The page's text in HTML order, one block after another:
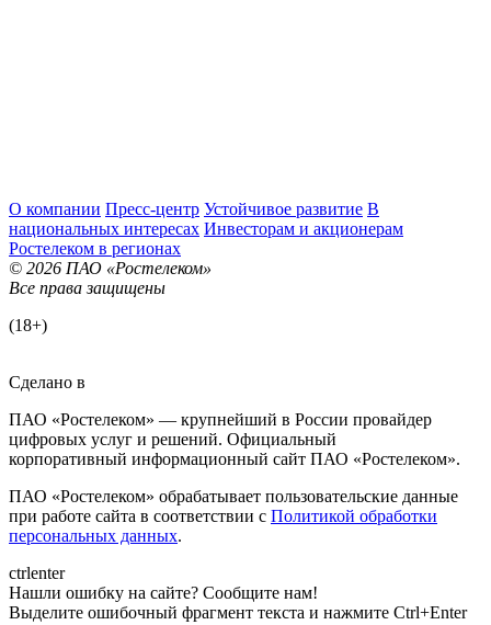
О компании Пресс-центр Устойчивое развитие В
национальных интересах Инвесторам и акционерам
Ростелеком в регионах
© 2026 ПАО «Ростелеком»
Все права защищены
(18+)
Сделано в
ПАО «Ростелеком» — крупнейший в России провайдер
цифровых услуг и решений. Официальный
корпоративный информационный сайт ПАО «Ростелеком».
ПАО «Ростелеком» обрабатывает пользовательские данные
при работе сайта в соответствии с Политикой обработки
персональных данных.
ctrlenter
Нашли ошибку на сайте? Сообщите нам!
Выделите ошибочный фрагмент текста и нажмите Ctrl+Enter